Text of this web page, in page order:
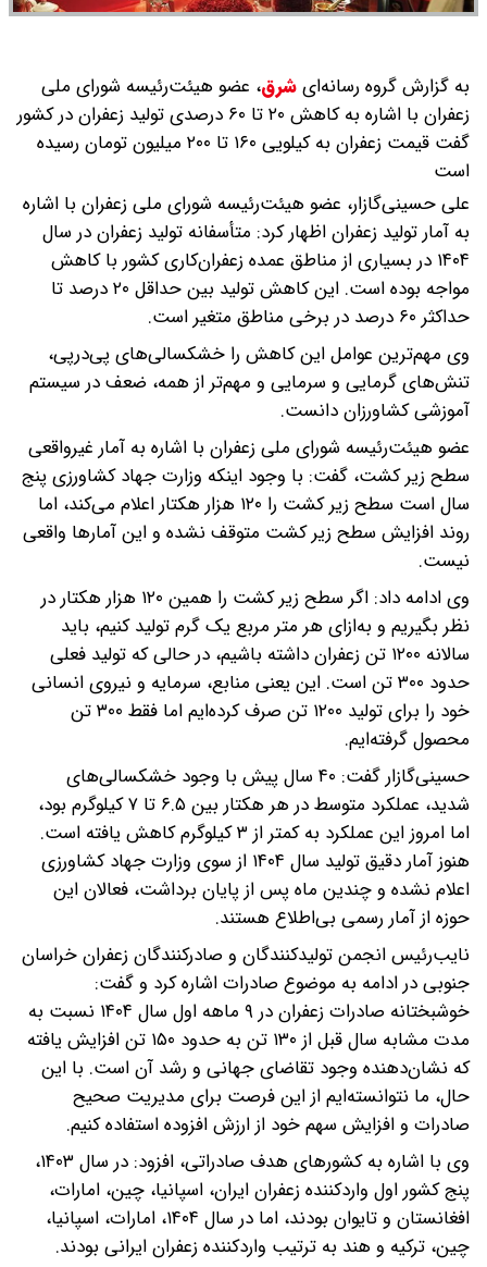
به گزارش گروه رسانه‌ایشرق، عضو هیئت‌رئیسه شورای ملی
زعفران با اشاره به کاهش ۲۰ تا ۶۰ درصدی تولید زعفران در کشور
گفت قیمت زعفران به کیلویی ۱۶۰ تا ۲۰۰ میلیون تومان رسیده
است
علی حسینی‌گازار، عضو هیئت‌رئیسه شورای ملی زعفران با اشاره
به آمار تولید زعفران اظهار کرد: متأسفانه تولید زعفران در سال
۱۴۰۴ در بسیاری از مناطق عمده زعفران‌کاری کشور با کاهش
مواجه بوده است. این کاهش تولید بین حداقل ۲۰ درصد تا
حداکثر ۶۰ درصد در برخی مناطق متغیر است.
وی مهم‌ترین عوامل این کاهش را خشکسالی‌های پی‌درپی،
تنش‌های گرمایی و سرمایی و مهم‌تر از همه، ضعف در سیستم
آموزشی کشاورزان دانست.
عضو هیئت‌رئیسه شورای ملی زعفران با اشاره به آمار غیرواقعی
سطح زیر کشت، گفت: با وجود اینکه وزارت جهاد کشاورزی پنج
سال است سطح زیر کشت را ۱۲۰ هزار هکتار اعلام می‌کند، اما
روند افزایش سطح زیر کشت متوقف نشده و این آمارها واقعی
نیست.
وی ادامه داد: اگر سطح زیر کشت را همین ۱۲۰ هزار هکتار در
نظر بگیریم و به‌ازای هر متر مربع یک گرم تولید کنیم، باید
سالانه ۱۲۰۰ تن زعفران داشته باشیم، در حالی که تولید فعلی
حدود ۳۰۰ تن است. این یعنی منابع، سرمایه و نیروی انسانی
خود را برای تولید ۱۲۰۰ تن صرف کرده‌ایم اما فقط ۳۰۰ تن
محصول گرفته‌ایم.
حسینی‌گازار گفت: ۴۰ سال پیش با وجود خشکسالی‌های
شدید، عملکرد متوسط در هر هکتار بین ۶.۵ تا ۷ کیلوگرم بود،
اما امروز این عملکرد به کمتر از ۳ کیلوگرم کاهش یافته است.
هنوز آمار دقیق تولید سال ۱۴۰۴ از سوی وزارت جهاد کشاورزی
اعلام نشده و چندین ماه پس از پایان برداشت، فعالان این
حوزه از آمار رسمی بی‌اطلاع هستند.
نایب‌رئیس انجمن تولیدکنندگان و صادرکنندگان زعفران خراسان
جنوبی در ادامه به موضوع صادرات اشاره کرد و گفت:
خوشبختانه صادرات زعفران در ۹ ماهه اول سال ۱۴۰۴ نسبت به
مدت مشابه سال قبل از ۱۳۰ تن به حدود ۱۵۰ تن افزایش یافته
که نشان‌دهنده وجود تقاضای جهانی و رشد آن است. با این
حال، ما نتوانسته‌ایم از این فرصت برای مدیریت صحیح
صادرات و افزایش سهم خود از ارزش افزوده استفاده کنیم.
وی با اشاره به کشورهای هدف صادراتی، افزود: در سال ۱۴۰۳،
پنج کشور اول واردکننده زعفران ایران، اسپانیا، چین، امارات،
افغانستان و تایوان بودند، اما در سال ۱۴۰۴، امارات، اسپانیا،
چین، ترکیه و هند به ترتیب واردکننده زعفران ایرانی بودند.